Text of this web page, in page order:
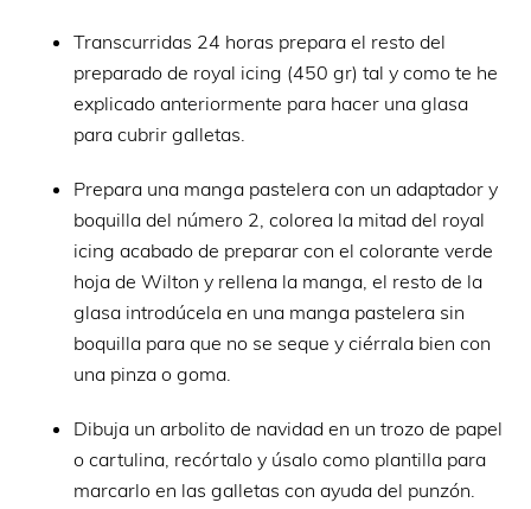
Transcurridas 24 horas prepara el resto del
preparado de royal icing (450 gr) tal y como te he
explicado anteriormente para hacer una glasa
para cubrir galletas.
Prepara una manga pastelera con un adaptador y
boquilla del número 2, colorea la mitad del royal
icing acabado de preparar con el colorante verde
hoja de Wilton y rellena la manga, el resto de la
glasa introdúcela en una manga pastelera sin
boquilla para que no se seque y ciérrala bien con
una pinza o goma.
Dibuja un arbolito de navidad en un trozo de papel
o cartulina, recórtalo y úsalo como plantilla para
marcarlo en las galletas con ayuda del punzón.